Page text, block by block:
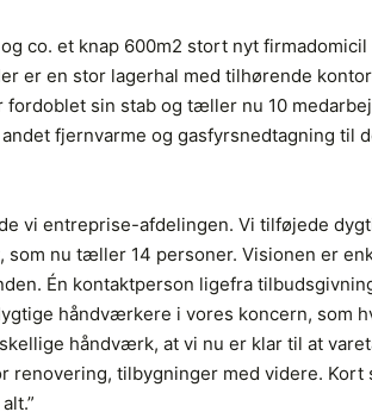
co. et knap 600m2 stort nyt firmadomicil
er en stor lagerhal med tilhørende
fordoblet sin stab og tæller nu 10
fjernvarme og gasfyrsnedtagning til
vi entreprise-afdelingen. Vi tilføjede
som nu tæller 14 personer. Visionen er
Én kontaktperson ligefra
håndværkere i vores koncern, som
håndværk, at vi nu er klar til at
renovering, tilbygninger med videre. Kort